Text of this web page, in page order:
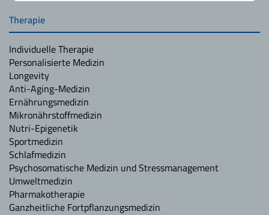
Therapie
Individuelle Therapie
Personalisierte Medizin
Longevity
Anti-Aging-Medizin
Ernährungsmedizin
Mikronährstoffmedizin
Nutri-Epigenetik
Sportmedizin
Schlafmedizin
Psychosomatische Medizin und Stressmanagement
Umweltmedizin
Pharmakotherapie
Ganzheitliche Fortpflanzungsmedizin